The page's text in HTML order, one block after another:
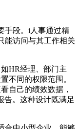
手段。i人事通过精
能访问与其工作相关
HR经理、部门主
不同的权限范围。
自己的绩效数据，
告。这种设计既满足